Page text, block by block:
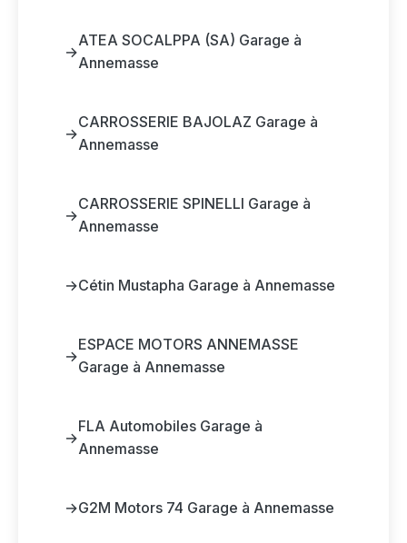
→
ATEA SOCALPPA (SA) Garage à
Annemasse
→
CARROSSERIE BAJOLAZ Garage à
Annemasse
→
CARROSSERIE SPINELLI Garage à
Annemasse
→Cétin Mustapha Garage à Annemasse
→
ESPACE MOTORS ANNEMASSE
Garage à Annemasse
→
FLA Automobiles Garage à
Annemasse
→G2M Motors 74 Garage à Annemasse